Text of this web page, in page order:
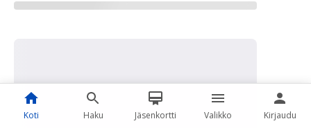
Koti Haku Jäsenkortti Valikko Kirjaudu